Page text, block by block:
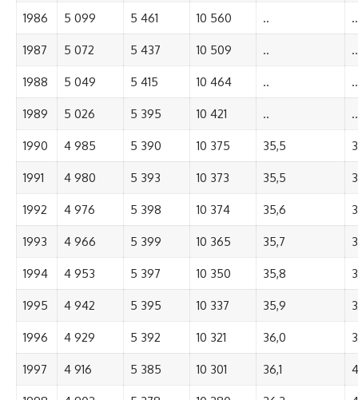
1986 5 099 5 461 10 560 .. ..
1987 5 072 5 437 10 509 .. ..
1988 5 049 5 415 10 464 .. ..
1989 5 026 5 395 10 421 .. ..
1990 4 985 5 390 10 375 35,5
1991 4 980 5 393 10 373 35,5
1992 4 976 5 398 10 374 35,6
1993 4 966 5 399 10 365 35,7
1994 4 953 5 397 10 350 35,8
1995 4 942 5 395 10 337 35,9
1996 4 929 5 392 10 321 36,0
1997 4 916 5 385 10 301 36,1